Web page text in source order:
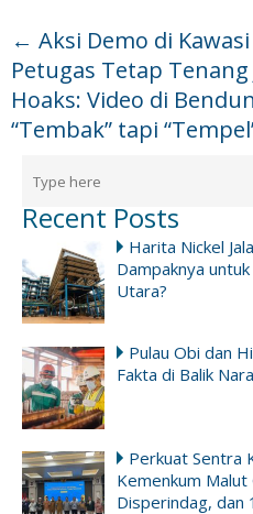
← Aksi Demo di
Petugas Tetap
Hoaks: Video di
“Tembak” tapi
Recent Posts
Harita Nickel
Dampaknya
Utara?
Pulau Obi dan
Fakta di Balik
Perkuat Sentra
Kemenkum Malut
Disperindag, dan